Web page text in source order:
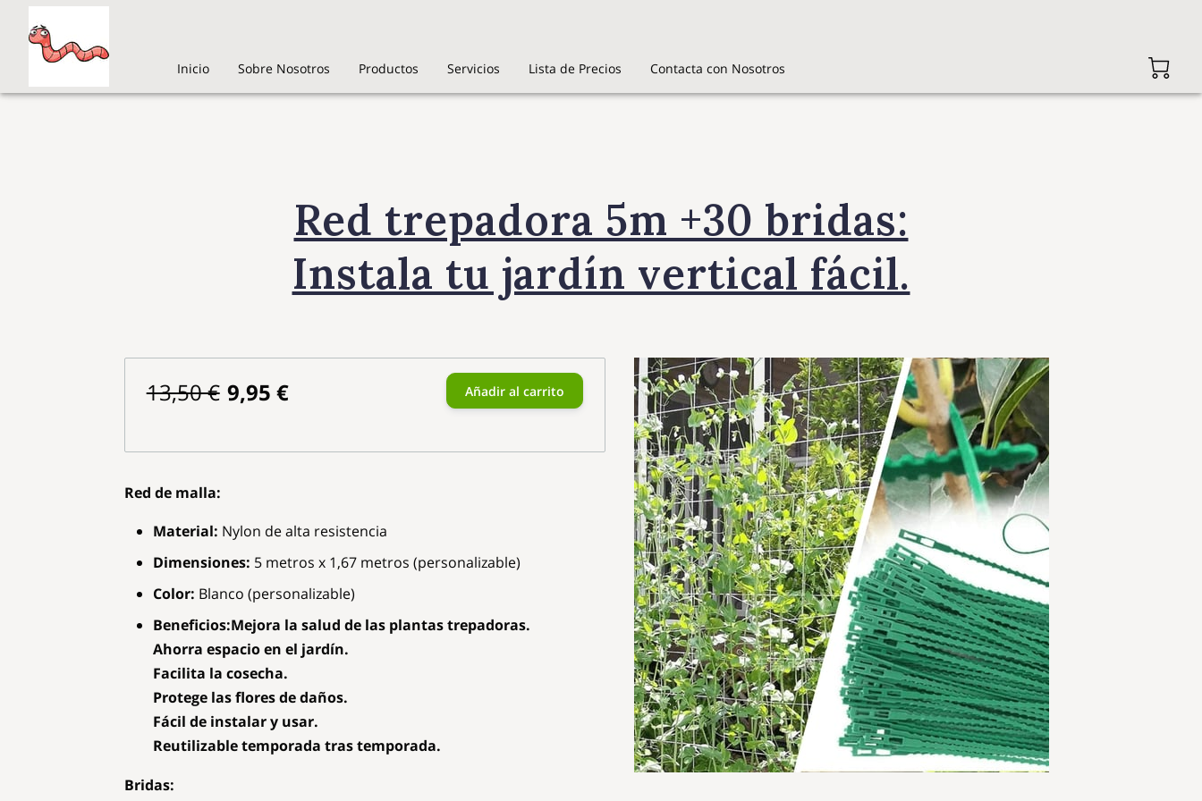
Inicio Sobre Nosotros Productos Servicios Lista de Precios Contacta con Nosotros
Red trepadora 5m +30 bridas:
Instala tu jardín vertical fácil.
13,50 € 9,95 € Añadir al carrito
Red de malla:
Material: Nylon de alta resistencia
Dimensiones: 5 metros x 1,67 metros (personalizable)
Color: Blanco (personalizable)
Beneficios:Mejora la salud de las plantas trepadoras.
Ahorra espacio en el jardín.
Facilita la cosecha.
Protege las flores de daños.
Fácil de instalar y usar.
Reutilizable temporada tras temporada.
Bridas: